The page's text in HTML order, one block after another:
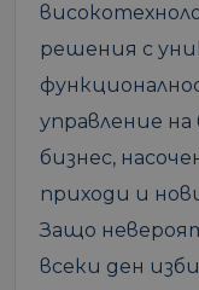
решения с
управление на
бизнес,
приходи и
Защо
всеки ден